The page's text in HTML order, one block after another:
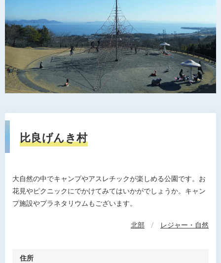
比良げんき村
大自然の中でキャンプやアスレチックが楽しめる公園です。お
花見やピクニックにでかけてみてはいかがでしょうか。キャン
プ施設やプラネタリウムもございます。
北部 / レジャー・自然
住所